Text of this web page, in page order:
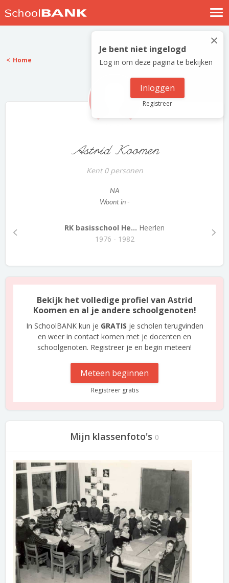
Nostalgische verhalen
Log in
Meld je gratis aan
×
Je bent niet ingelogd
Log in om deze pagina te bekijken
Inloggen
Registreer
Home
Astrid Koomen
Kent 0 personen
NA
Woont in -
RK basisschool He... Heerlen
1976 - 1982
Bekijk het volledige profiel van Astrid
Koomen en al je andere schoolgenoten!
In SchoolBANK kun je GRATIS je scholen terugvinden
en weer in contact komen met je docenten en
schoolgenoten. Registreer je en begin meteen!
Meteen beginnen
Registreer gratis
Mijn klassenfoto's 0